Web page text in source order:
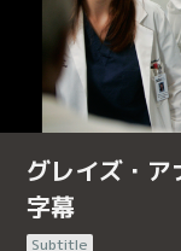
グレイズ・
字幕
Subtitle